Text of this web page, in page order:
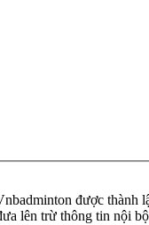
được thành
lên trừ thông tin nội